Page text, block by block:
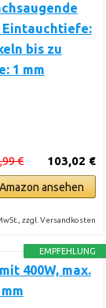
Eintauchtiefe:
bis zu
1 mm
103,02 €
€
ansehen
zzgl. Versandkosten
EMPFEHLUNG
400W, max.